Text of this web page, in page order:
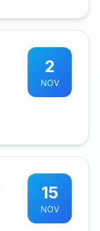
2
NOV
15
NOV